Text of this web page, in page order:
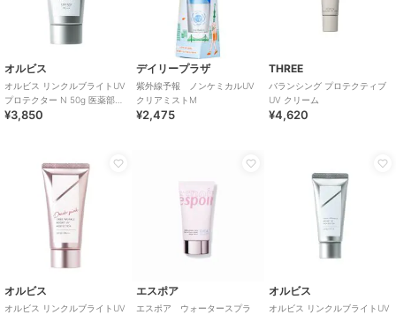
オルビス
オルビス リンクルブライトUV
プロテクター N 50g 医薬部外
品（顔用日焼け止め）
¥3,850
デイリープラザ
紫外線予報 ノンケミカルUV
クリアミストM
¥2,475
THREE
バランシング プロテクティブ
UV クリーム
¥4,620
オルビス
オルビス リンクルブライトUV
エスポア
エスポア ウォータースプラ
オルビス
オルビス リンクルブライトUV